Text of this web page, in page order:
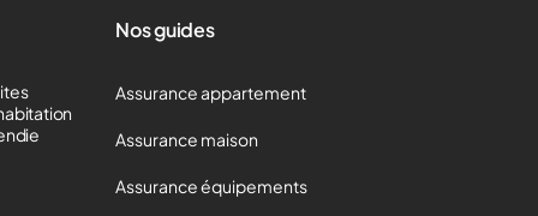
Nos guides
Assurance appartement
Assurance maison
Assurance équipements